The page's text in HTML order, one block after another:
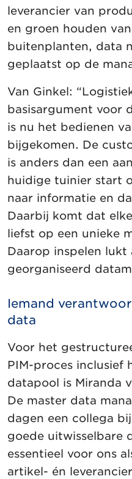
leverancier van
en groen houden
buitenplanten, data
geplaatst op de
Van Ginkel:
basisargument voor
is nu het bedienen
bijgekomen. De
is anders dan een
huidige tuinier start
naar informatie en
Daarbij komt dat
liefst op een unieke
Daarop inspelen lukt
georganiseerd
Iemand
data
Voor het
PIM-proces inclusief
datapool is Miranda
De master data
dagen een collega
goede uitwisselbare
essentieel voor ons
artikel- én